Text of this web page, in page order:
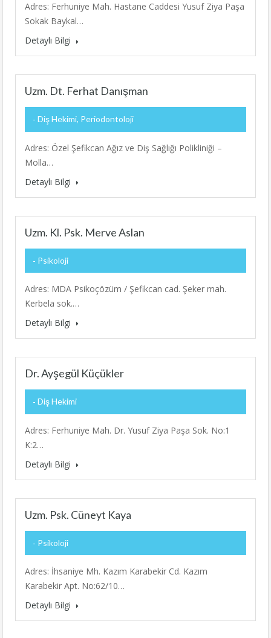
Adres: Ferhuniye Mah. Hastane Caddesi Yusuf Ziya Paşa
Sokak Baykal…
Detaylı Bilgi
Uzm. Dt. Ferhat Danışman
Diş Hekimi, Periodontoloji
Adres: Özel Şefikcan Ağız ve Diş Sağlığı Polikliniği –
Molla…
Detaylı Bilgi
Uzm. Kl. Psk. Merve Aslan
Psikoloji
Adres: MDA Psikoçözüm / Şefikcan cad. Şeker mah.
Kerbela sok.…
Detaylı Bilgi
Dr. Ayşegül Küçükler
Diş Hekimi
Adres: Ferhuniye Mah. Dr. Yusuf Ziya Paşa Sok. No:1
K:2…
Detaylı Bilgi
Uzm. Psk. Cüneyt Kaya
Psikoloji
Adres: İhsaniye Mh. Kazım Karabekir Cd. Kazım
Karabekir Apt. No:62/10…
Detaylı Bilgi